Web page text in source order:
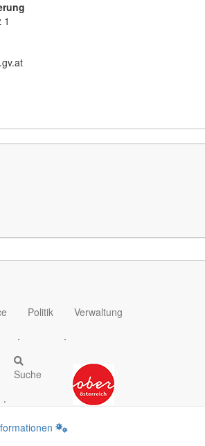
1
Politik
.
Verwaltung
.
Suche
.